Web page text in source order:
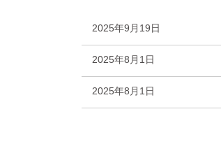
2025年9月19日
2025年8月1日
2025年8月1日